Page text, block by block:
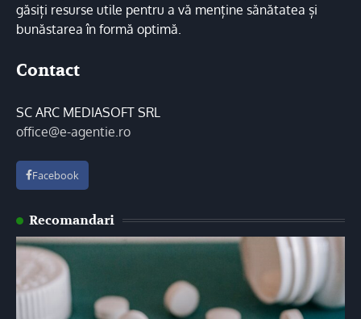
găsiți resurse utile pentru a vă menține sănătatea și
bunăstarea în formă optimă.
Contact
SC ARC MEDIASOFT SRL
office@e-agentie.ro
Facebook
Recomandari